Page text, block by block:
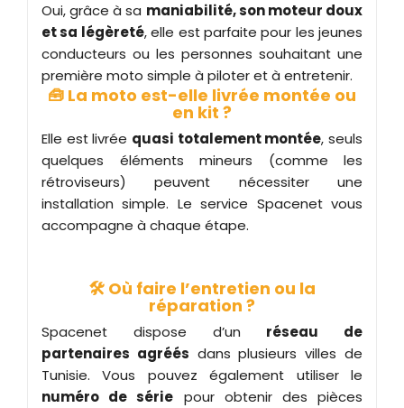
Oui, grâce à sa maniabilité, son moteur doux
et sa légèreté, elle est parfaite pour les jeunes
conducteurs ou les personnes souhaitant une
première moto simple à piloter et à entretenir.
🧰 La moto est-elle livrée montée ou
en kit ?
Elle est livrée quasi totalement montée, seuls
quelques éléments mineurs (comme les
rétroviseurs) peuvent nécessiter une
installation simple. Le service Spacenet vous
accompagne à chaque étape.
🛠️ Où faire l’entretien ou la
réparation ?
Spacenet dispose d’un réseau de
partenaires agréés dans plusieurs villes de
Tunisie. Vous pouvez également utiliser le
numéro de série pour obtenir des pièces